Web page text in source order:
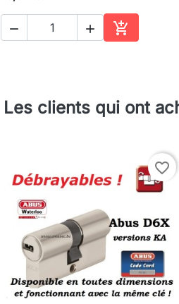
  
Ajouter au
Les clients qui ont
favorite_border